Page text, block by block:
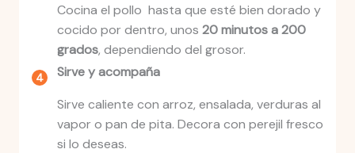
Cocina el pollo hasta que esté bien dorado y
cocido por dentro, unos 20 minutos a 200
grados, dependiendo del grosor.
Sirve y acompaña
Sirve caliente con arroz, ensalada, verduras al
vapor o pan de pita. Decora con perejil fresco
si lo deseas.